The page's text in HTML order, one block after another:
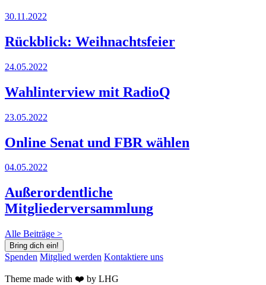
30.11.2022
Rückblick: Weihnachtsfeier
24.05.2022
Wahlinterview mit RadioQ
23.05.2022
Online Senat und FBR wählen
04.05.2022
Außerordentliche
Mitgliederversammlung
Alle Beiträge >
Bring dich ein!
Spenden Mitglied werden Kontaktiere uns
Theme made with ❤️ by LHG